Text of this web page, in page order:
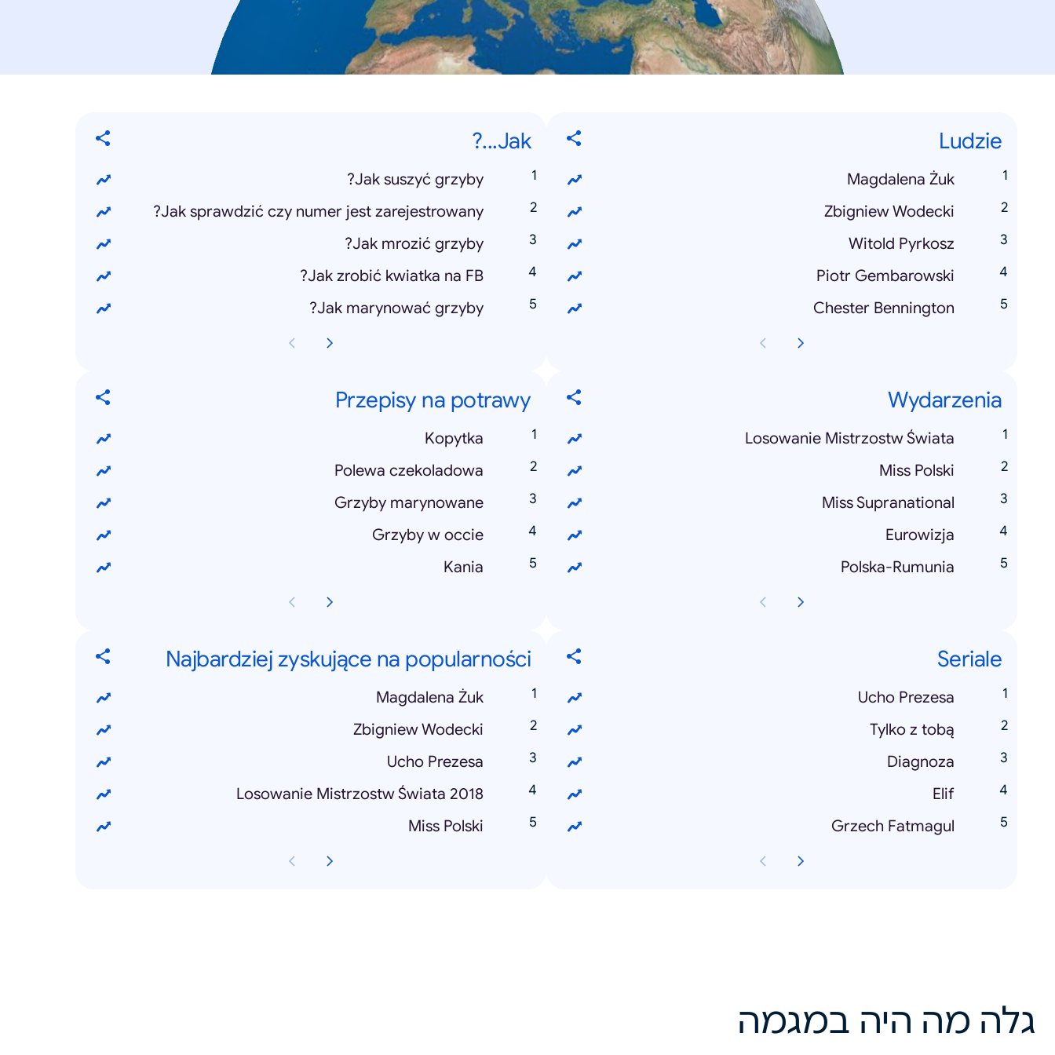
Ludzie
Magdalena Żuk
Zbigniew Wodecki
Witold Pyrkosz
Piotr Gembarowski
Chester Bennington
Jak...?
Jak suszyć grzyby?
Jak sprawdzić czy numer jest zarejestrowany?
Jak mrozić grzyby?
Jak zrobić kwiatka na FB?
Jak marynować grzyby?
Wydarzenia
Losowanie Mistrzostw Świata
Miss Polski
Miss Supranational
Eurowizja
Polska-Rumunia
Przepisy na potrawy
Kopytka
Polewa czekoladowa
Grzyby marynowane
Grzyby w occie
Kania
Seriale
Ucho Prezesa
Tylko z tobą
Diagnoza
Elif
Grzech Fatmagul
Najbardziej zyskujące na popularności
Magdalena Żuk
Zbigniew Wodecki
Ucho Prezesa
Losowanie Mistrzostw Świata 2018
Miss Polski
גלה מה היה במגמה